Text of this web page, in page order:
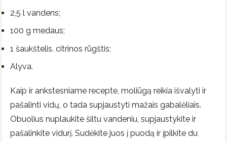
2,5 l vandens;
100 g medaus;
1 šaukštelis. citrinos rūgštis;
Alyva.
Kaip ir ankstesniame recepte, moliūgą reikia išvalyti ir
pašalinti vidų, o tada supjaustyti mažais gabalėliais.
Obuolius nuplaukite šiltu vandeniu, supjaustykite ir
pašalinkite vidurį. Sudėkite juos į puodą ir įpilkite du